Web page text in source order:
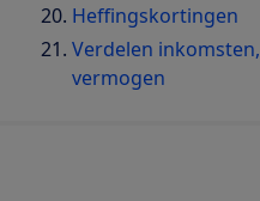
Heffingskortingen
Verdelen
vermogen